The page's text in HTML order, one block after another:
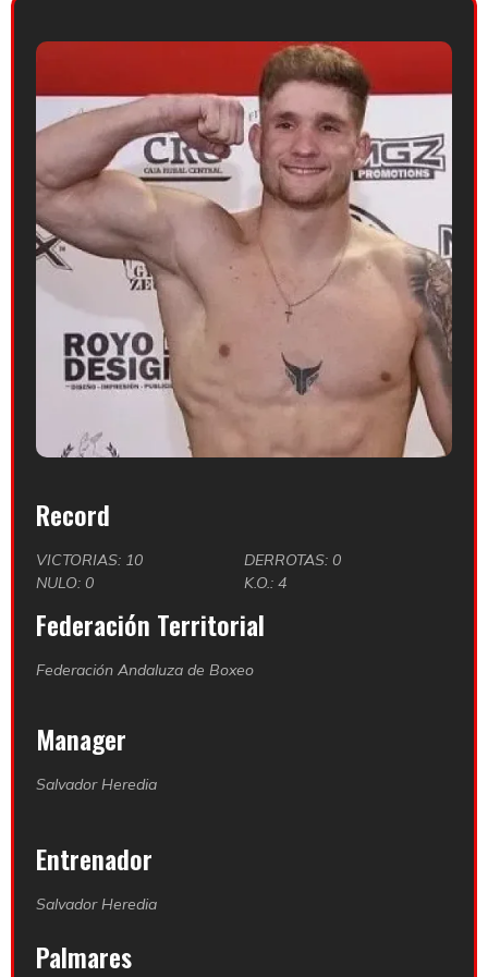
Record
VICTORIAS: 10
DERROTAS: 0
NULO: 0
K.O.: 4
Federación Territorial
Federación Andaluza de Boxeo
Manager
Salvador Heredia
Entrenador
Salvador Heredia
Palmares